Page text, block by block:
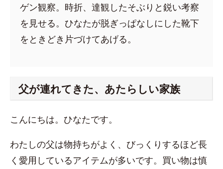
ゲン観察。時折、達観したそぶりと鋭い考察
を見せる。ひなたが脱ぎっぱなしにした靴下
をときどき片づけてあげる。
父が連れてきた、あたらしい家族
こんにちは。ひなたです。
わたしの父は物持ちがよく、びっくりするほど長
く愛用しているアイテムが多いです。買い物は慎